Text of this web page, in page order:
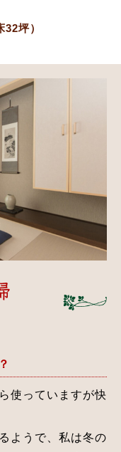
坪）
使っていますが快
ようで、私は冬の